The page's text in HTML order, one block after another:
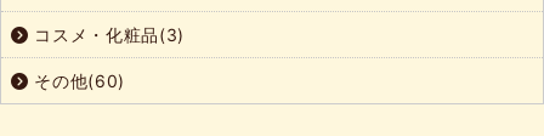
コスメ・化粧品(3)
その他(60)